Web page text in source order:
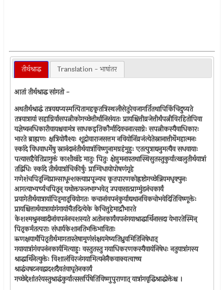
तीर्थश्राद्ध Translation - भाषांतर
आतां तीर्थश्राद्ध सांगतो -
अथतीर्थश्राद्धं तत्रयद्यप्यस्मत्पितामहकृतत्रिस्थलीसेतुरेवजागर्तितथापिकिंचिदुच्यते
तत्रयात्रायां सहाग्निर्वासपत्नीकोगच्छेत्तीर्थानिसंयतः प्रायश्चित्तीव्रजेत्तीर्थंपत्नीविरहितोपिवा
यज्ञेष्वनधिकारीवायश्चवामंत्र साधकइतिकौर्मादिवचनात्साग्नेः सपत्नीकस्यैवाधिकारः
भारते ब्राह्मणः क्षत्रियोवैश्यः शूद्रोवाराजसत्तम नवियोनिंव्रजंत्येतेस्नानात्तीर्थेमहात्मनः
स्कांदे विधवाधर्मेषु स्नानंदानंतीर्थयात्रांविष्णुनामग्रहंमुहुः एतत्पुत्राद्यनुमत्यैव सधवायाः
पत्यासहैवेतिप्रागुक्तं काशीखंडे मातुः पितुः क्षेप्तुमनास्तथास्थिसुतस्तुकुर्यात्खलुतीर्थयात्रां
तद्विधिः स्कांदे तीर्थयात्रांचिकीर्षुः प्राग्विधायोपोषणंगृहे
गणेशंचपितृन्विप्रान्साधून्शक्त्याप्रपूज्यच कृतपारणकोह्रष्टोगच्छेन्नियमधृक्पुनः
आगत्याभ्यर्च्यचपितृन् यथोक्तफलभाग्भवेत् उपवासात्प्राग्मुंडनंचकार्यं
प्रयागेतीर्थयात्रायांपितृमातृवियोगतः कचानांवपनंकुर्याद्यथानविकचोभवेदितिविष्णूक्तेः
प्रायश्चित्तार्थयात्रायांगंगायांचैतदित्येके केचित्तुहेमाद्रौभारते
केशश्मश्रुनखादीनांवपनंनचशस्यते अतोनकार्यंवपनंगयाश्राद्धार्थिनासदा येभारतेस्मिन्
पितृकर्मतत्पराः संधार्यकेशानतिभक्तिभाविताः
ऋणक्षयार्थंपितृतीर्थमागतास्तेषामृणंसंक्षयमेष्यतिध्रुवमितिनिषेधात्
गयायात्रांगंवपनंनकार्यमित्याहुः वस्तुतस्तु गयाधिकरणकस्यैवायंनिषेधः नतुयात्रांगस्य
श्राद्धार्थिनेत्युक्तेः विशालंविरजंगयामित्यनेनैकवाक्यत्वाच्च
श्राद्धंचषटनवद्वादशदैवतंवाघृतेनकार्यं
गच्छेद्देशांतरंयस्तुश्राद्धंकुर्यात्ससर्पिषेतिविष्णुपुराणात् यात्रांगवृद्धिश्राद्धोक्तेश्च ।